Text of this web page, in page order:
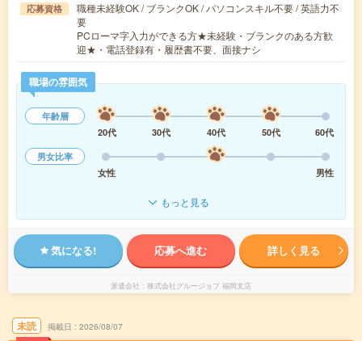
応募資格
職種未経験OK / ブランクOK / パソコンスキル不要 / 英語力不
要
PCローマ字入力ができる方★未経験・ブランクのある方歓
迎★・電話登録有・履歴書不要、面接ナシ
職場の雰囲気
年齢層
20代
30代 40代 50代
60代
男女比率
女性
男性
もっと見る
気になる! 応募へ進む 詳しく見る
派遣会社 株式会社グルージョブ 福岡支店
未読 掲載日 2026/08/07